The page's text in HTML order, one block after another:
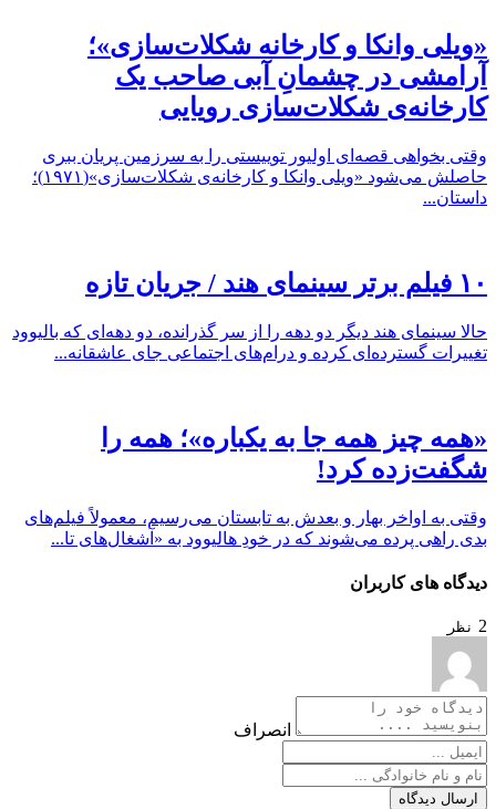
«ویلی وانکا و کارخانه شکلات‌سازی»؛
آرامشی در چشمانِ آبی صاحب یک
کارخانه‌ی شکلات‌سازی رویایی
وقتی بخواهی قصه‌ای اولیور توییستی را به سرزمین پریان ببری
حاصلش می‌شود «ویلی وانکا و کارخانه‌ی شکلات‌سازی»(۱۹۷۱)؛
داستان...
۱۰ فیلم برتر سینمای هند / جریان تازه
حالا سینمای هند دیگر دو دهه را از سر گذرانده، دو دهه‌ای که بالیوود
تغییرات گسترده‌ای کرده و درام‌های اجتماعی جای عاشقانه...
«همه چیز همه جا به یکباره»؛ همه را
شگفت‌زده کرد!
وقتی به اواخر بهار و بعدش به تابستان می‌رسیم، معمولاً فیلم‌های
بدی راهی پرده می‌شوند که در خودِ هالیوود به «آشغال‌های تا...
دیدگاه های کاربران
2 نظر
انصراف
ارسال دیدگاه